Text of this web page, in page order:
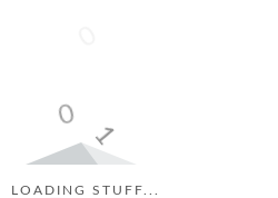
LOADING STUFF...